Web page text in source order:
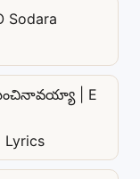
| E
Lyrics